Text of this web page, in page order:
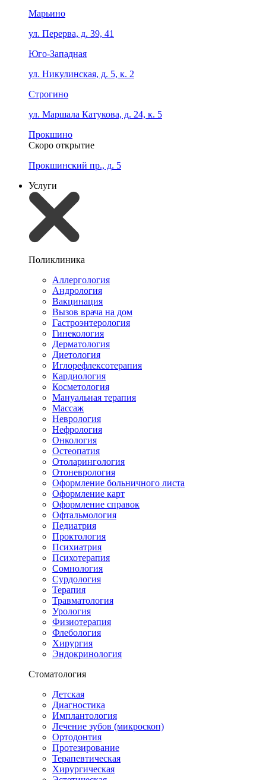
Марьино
ул. Перерва, д. 39, 41
Юго-Западная
ул. Никулинская, д. 5, к. 2
Строгино
ул. Маршала Катукова, д. 24, к. 5
Прокшино
Скоро открытие
Прокшинский пр., д. 5
Услуги
Поликлиника
Аллергология
Андрология
Вакцинация
Вызов врача на дом
Гастроэнтерология
Гинекология
Дерматология
Диетология
Иглорефлексотерапия
Кардиология
Косметология
Мануальная терапия
Массаж
Неврология
Нефрология
Онкология
Остеопатия
Отоларингология
Отоневрология
Оформление больничного листа
Оформление карт
Оформление справок
Офтальмология
Педиатрия
Проктология
Психиатрия
Психотерапия
Сомнология
Сурдология
Терапия
Травматология
Урология
Физиотерапия
Флебология
Хирургия
Эндокринология
Стоматология
Детская
Диагностика
Имплантология
Лечение зубов (микроскоп)
Ортодонтия
Протезирование
Терапевтическая
Хирургическая